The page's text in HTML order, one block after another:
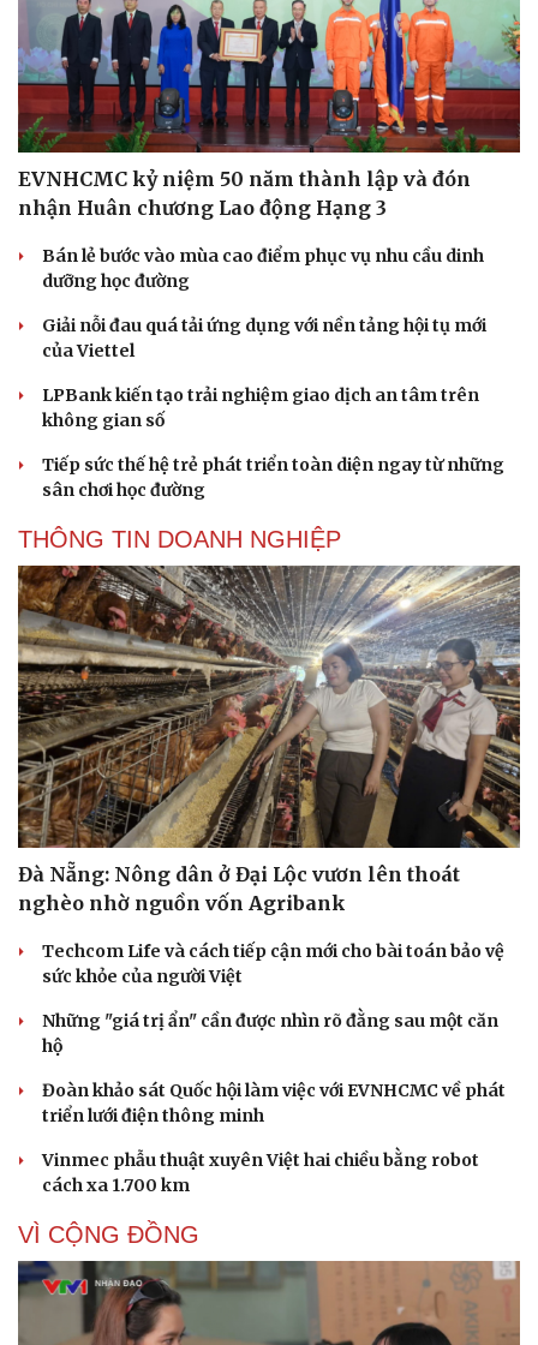
Du lịch
Săn Tour
check-in
Podcast
Đọc truyện đêm khuya
Cửa sổ tình yêu
Kể chuyện cho bé
Hạt giống tâm hồn
EVNHCMC kỷ niệm 50 năm thành lập và đón
nhận Huân chương Lao động Hạng 3
Bán lẻ bước vào mùa cao điểm phục vụ nhu cầu dinh
dưỡng học đường
Giải nỗi đau quá tải ứng dụng với nền tảng hội tụ mới
của Viettel
LPBank kiến tạo trải nghiệm giao dịch an tâm trên
không gian số
Tiếp sức thế hệ trẻ phát triển toàn diện ngay từ những
sân chơi học đường
THÔNG TIN DOANH NGHIỆP
Đà Nẵng: Nông dân ở Đại Lộc vươn lên thoát
nghèo nhờ nguồn vốn Agribank
Techcom Life và cách tiếp cận mới cho bài toán bảo vệ
sức khỏe của người Việt
Những "giá trị ẩn" cần được nhìn rõ đằng sau một căn
hộ
Đoàn khảo sát Quốc hội làm việc với EVNHCMC về phát
triển lưới điện thông minh
Vinmec phẫu thuật xuyên Việt hai chiều bằng robot
cách xa 1.700 km
VÌ CỘNG ĐỒNG